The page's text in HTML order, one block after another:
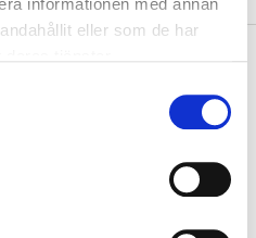
informationen med annan
eller som de har